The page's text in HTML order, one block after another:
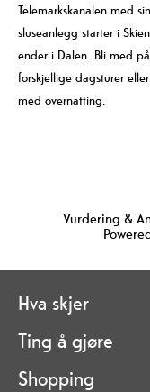
Telemarkskanalen med
sluseanlegg starter i
ender i Dalen. Bli med på
forskjellige dagsturer
med overnatting.
Vurdering &
Hva skjer
Ting å gjøre
Shopping